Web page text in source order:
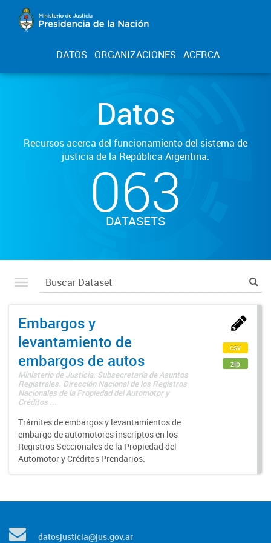
DATOS ORGANIZACIONES ACERCA
Datos
Recursos acerca del funcionamiento del sistema de
justicia de la República Argentina.
063
DATASETS
Embargos y
levantamiento de
embargos de autos
Ministerio de Justicia. Subsecretaría de Asuntos
Registrales. Dirección Nacional de los Registros
Nacionales de la Propiedad del Automotor y
Créditos ...
Trámites de embargos y levantamientos de
embargo de automotores inscriptos en los
Registros Seccionales de la Propiedad del
Automotor y Créditos Prendarios.
csv
zip
datosjusticia@jus.gov.ar